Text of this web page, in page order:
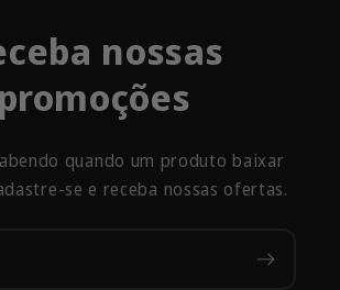
nossas
promoções
quando um produto baixar
se e receba nossas ofertas.